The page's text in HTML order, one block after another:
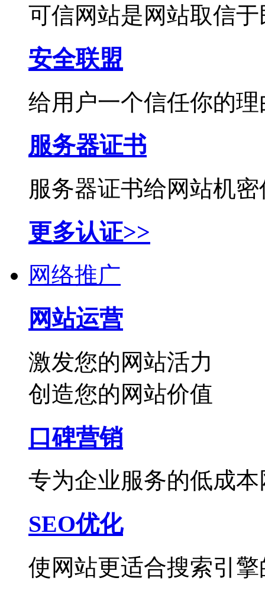
可信网站是网站取信
安全联盟
给用户一个信任你的理
服务器证书
服务器证书给网站机
更多认证>>
网络推广
网站运营
激发您的网站活力
创造您的网站价值
口碑营销
专为企业服务的低成
SEO优化
使网站更适合搜索引